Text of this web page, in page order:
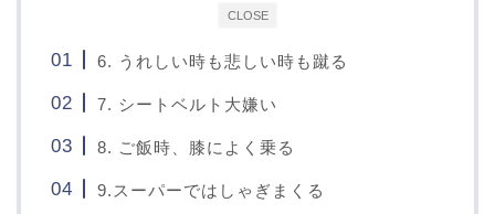
CLOSE
6. うれしい時も悲しい時も蹴る
7. シートベルト大嫌い
8. ご飯時、膝によく乗る
9.スーパーではしゃぎまくる